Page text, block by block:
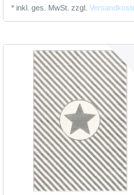
*inkl. ges. MwSt. zzgl.